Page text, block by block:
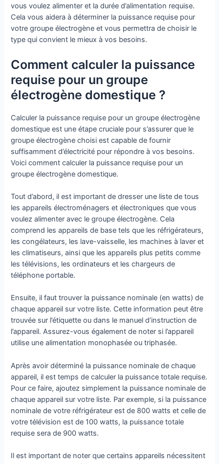
vous voulez alimenter et la durée d’alimentation requise.
Cela vous aidera à déterminer la puissance requise pour
votre groupe électrogène et vous permettra de choisir le
type qui convient le mieux à vos besoins.
Comment calculer la puissance
requise pour un groupe
électrogène domestique ?
Calculer la puissance requise pour un groupe électrogène
domestique est une étape cruciale pour s’assurer que le
groupe électrogène choisi est capable de fournir
suffisamment d’électricité pour répondre à vos besoins.
Voici comment calculer la puissance requise pour un
groupe électrogène domestique.
Tout d’abord, il est important de dresser une liste de tous
les appareils électroménagers et électroniques que vous
voulez alimenter avec le groupe électrogène. Cela
comprend les appareils de base tels que les réfrigérateurs,
les congélateurs, les lave-vaisselle, les machines à laver et
les climatiseurs, ainsi que les appareils plus petits comme
les télévisions, les ordinateurs et les chargeurs de
téléphone portable.
Ensuite, il faut trouver la puissance nominale (en watts) de
chaque appareil sur votre liste. Cette information peut être
trouvée sur l’étiquette ou dans le manuel d’instruction de
l’appareil. Assurez-vous également de noter si l’appareil
utilise une alimentation monophasée ou triphasée.
Après avoir déterminé la puissance nominale de chaque
appareil, il est temps de calculer la puissance totale requise.
Pour ce faire, ajoutez simplement la puissance nominale de
chaque appareil sur votre liste. Par exemple, si la puissance
nominale de votre réfrigérateur est de 800 watts et celle de
votre télévision est de 100 watts, la puissance totale
requise sera de 900 watts.
Il est important de noter que certains appareils nécessitent